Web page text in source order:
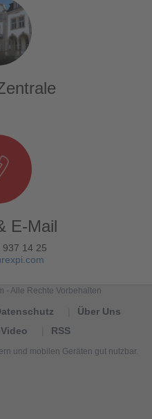
E-Mail
937 14 25
- Alle Rechte Vorbehalten
Über Uns
Video RSS
und mobilen Geräten gut nutzbar.